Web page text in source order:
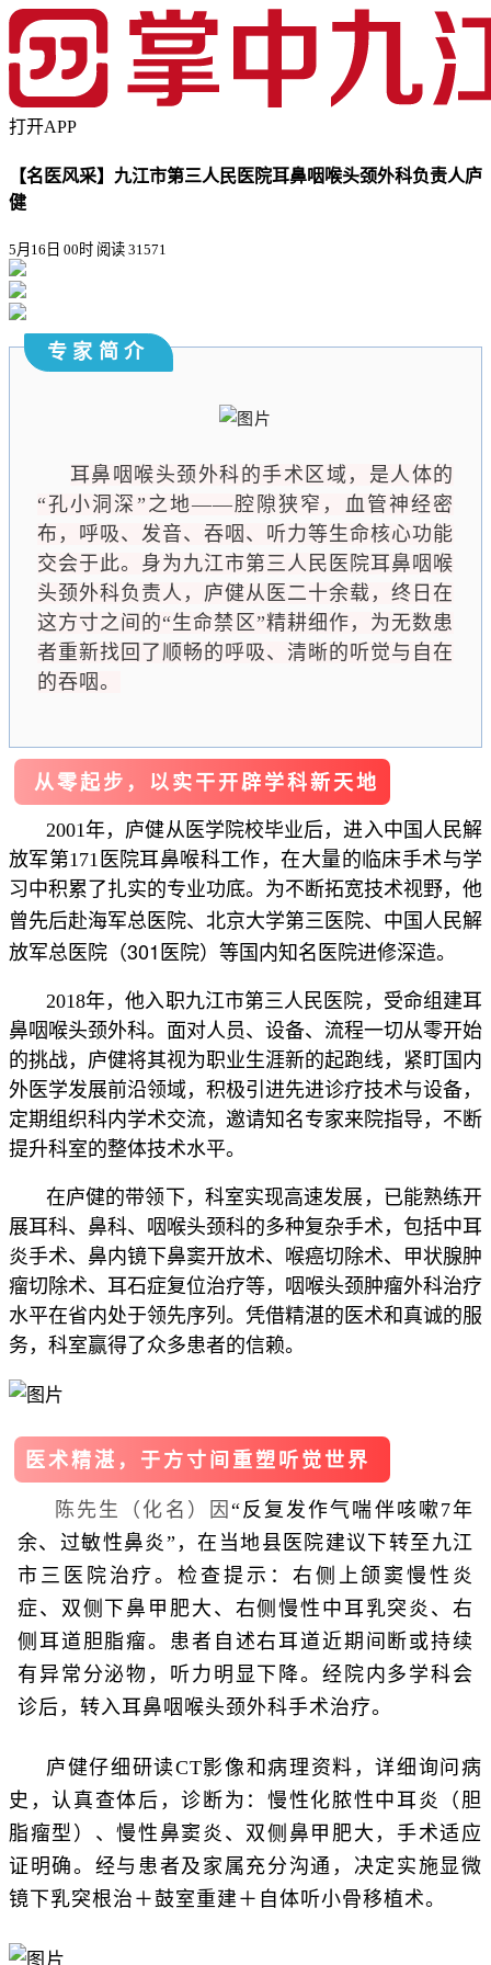
打开APP
【名医风采】九江市第三人民医院耳鼻咽喉头颈外科负责人庐
健
5月16日 00时 阅读 31571
专家简介
耳鼻咽喉头颈外科的手术区域，是人体的
“孔小洞深”之地——腔隙狭窄，血管神经密
布，呼吸、发音、吞咽、听力等生命核心功能
交会于此。身为九江市第三人民医院耳鼻咽喉
头颈外科负责人，庐健从医二十余载，终日在
这方寸之间的“生命禁区”精耕细作，为无数患
者重新找回了顺畅的呼吸、清晰的听觉与自在
的吞咽。
从零起步，以实干开辟学科新天地
2001年， 庐健从医学院校毕业后，进入中国人民解
放军第171医院耳鼻喉科工作，在大量的临床手术与学
习中积累了扎实的专业功底。为不断拓宽技术视野，他
曾先后赴海军总医院、北京大学第三医院、 中国人民解
放军总医院（301医院） 等国内知名医院进修深造。
2018年，他入职九江市第三人民医院，受命组建耳
鼻咽喉头颈外科。面对人员、设备、流程一切从零开始
的挑战，庐健将其视为职业生涯新的起跑线，紧盯国内
外医学发展前沿领域，积极引进先进诊疗技术与设备，
定期组织科内学术交流，邀请知名专家来院指导，不断
提升科室的整体技术水平。
在庐健的带领下，科室实现高速发展，已能熟练开
展耳科、鼻科、咽喉头颈科的多种复杂手术，包括中耳
炎手术、鼻内镜下鼻窦开放术、喉癌切除术、甲状腺肿
瘤切除术、耳石症复位治疗等，咽喉头颈肿瘤外科治疗
水平在省内处于领先序列。凭借精湛的医术和真诚的服
务，科室赢得了众多患者的信赖。
医术精湛，于方寸间重塑听觉世界
陈先生（化名）因 “反复发作气喘伴咳嗽7年
余、过敏性鼻炎”，在当地县医院建议下转至九江
市三医院治疗。检查提示：右侧上颌窦慢性炎
症、双侧下鼻甲肥大、右侧慢性中耳乳突炎、右
侧耳道胆脂瘤。患者自述右耳道近期间断或持续
有异常分泌物，听力明显下降。经院内多学科会
诊后，转入耳鼻咽喉头颈外科手术治疗。
庐健仔细研读CT影像和病理资料，详细询问病
史，认真查体后，诊断为：慢性化脓性中耳炎（胆
脂瘤型）、慢性鼻窦炎、双侧鼻甲肥大，手术适应
证明确。经与患者及家属充分沟通，决定实施显微
镜下乳突根治＋鼓室重建＋自体听小骨移植术。